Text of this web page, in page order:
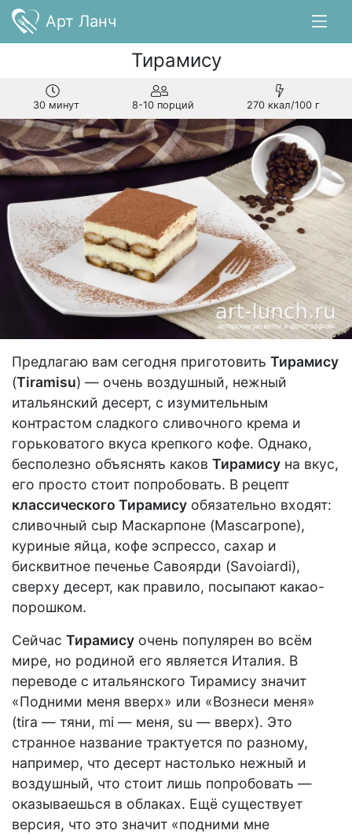
Арт Ланч
Тирамису
30 минут 8-10 порций 270 ккал/100 г
Предлагаю вам сегодня приготовить Тирамису
(Tiramisu) — очень воздушный, нежный
итальянский десерт, с изумительным
контрастом сладкого сливочного крема и
горьковатого вкуса крепкого кофе. Однако,
бесполезно объяснять каков Тирамису на вкус,
его просто стоит попробовать. В рецепт
классического Тирамису обязательно входят:
сливочный сыр Маскарпоне (Mascarpone),
куриные яйца, кофе эспрессо, сахар и
бисквитное печенье Савоярди (Savoiardi),
сверху десерт, как правило, посыпают какао-
порошком.
Сейчас Тирамису очень популярен во всём
мире, но родиной его является Италия. В
переводе с итальянского Тирамису значит
«Подними меня вверх» или «Вознеси меня»
(tira — тяни, mi — меня, su — вверх). Это
странное название трактуется по разному,
например, что десерт настолько нежный и
воздушный, что стоит лишь попробовать —
оказываешься в облаках. Ещё существует
версия, что это значит «подними мне